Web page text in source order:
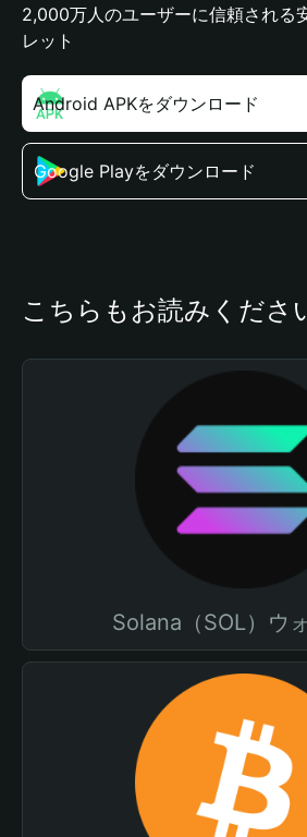
2,000万人のユーザーに信頼される
レット
Android APKをダウンロード
Google Playをダウンロード
こちらもお読みくださ
Solana（SOL）ウ